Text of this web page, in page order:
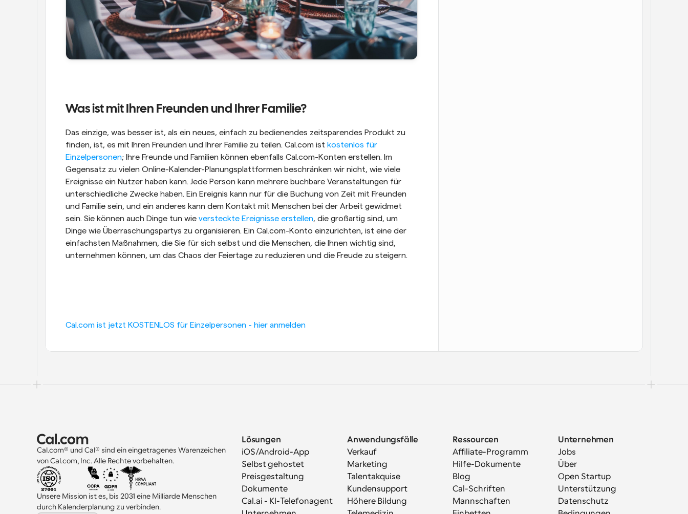
Was ist mit Ihren Freunden und Ihrer Familie?
Das einzige, was besser ist, als ein neues, einfach zu bedienendes zeitsparendes Produkt zu
finden, ist, es mit Ihren Freunden und Ihrer Familie zu teilen. Cal.com ist kostenlos für
Einzelpersonen; Ihre Freunde und Familien können ebenfalls Cal.com-Konten erstellen. Im
Gegensatz zu vielen Online-Kalender-Planungsplattformen beschränken wir nicht, wie viele
Ereignisse ein Nutzer haben kann. Jede Person kann mehrere buchbare Veranstaltungen für
unterschiedliche Zwecke haben. Ein Ereignis kann nur für die Buchung von Zeit mit Freunden
und Familie sein, und ein anderes kann dem Kontakt mit Menschen bei der Arbeit gewidmet
sein. Sie können auch Dinge tun wie versteckte Ereignisse erstellen, die großartig sind, um
Dinge wie Überraschungspartys zu organisieren. Ein Cal.com-Konto einzurichten, ist eine der
einfachsten Maßnahmen, die Sie für sich selbst und die Menschen, die Ihnen wichtig sind,
unternehmen können, um das Chaos der Feiertage zu reduzieren und die Freude zu steigern.
Cal.com ist jetzt KOSTENLOS für Einzelpersonen - hier anmelden
Cal.com® und Cal® sind ein eingetragenes Warenzeichen
von Cal.com, Inc. Alle Rechte vorbehalten.
Unsere Mission ist es, bis 2031 eine Milliarde Menschen
durch Kalenderplanung zu verbinden.
Lösungen
iOS/Android-App
Selbst gehostet
Preisgestaltung
Dokumente
Cal.ai - KI-Telefonagent
Anwendungsfälle
Verkauf
Marketing
Talentakquise
Kundensupport
Höhere Bildung
Ressourcen
Affiliate-Programm
Hilfe-Dokumente
Blog
Cal-Schriften
Mannschaften
Unternehmen
Jobs
Über
Open Startup
Unterstützung
Datenschutz